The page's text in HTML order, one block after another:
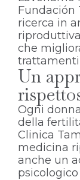
Fundación
ricerca in
che
trattamenti
Un
Ogni
della
Clinica
medicina
anche un